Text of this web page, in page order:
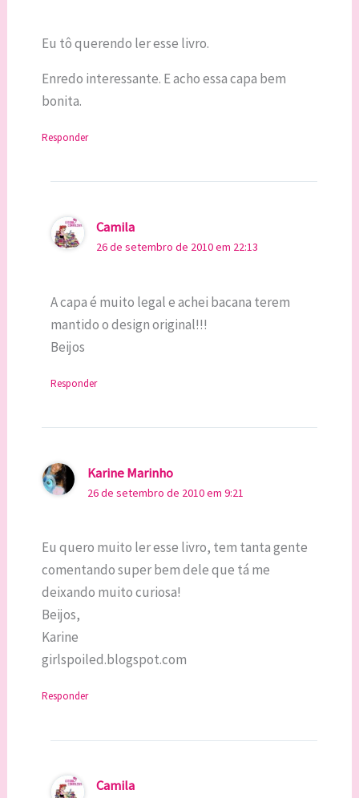
Eu tô querendo ler esse livro.
Enredo interessante. E acho essa capa bem
bonita.
Responder
Camila
26 de setembro de 2010 em 22:13
A capa é muito legal e achei bacana terem
mantido o design original!!!
Beijos
Responder
Karine Marinho
26 de setembro de 2010 em 9:21
Eu quero muito ler esse livro, tem tanta gente
comentando super bem dele que tá me
deixando muito curiosa!
Beijos,
Karine
girlspoiled.blogspot.com
Responder
Camila